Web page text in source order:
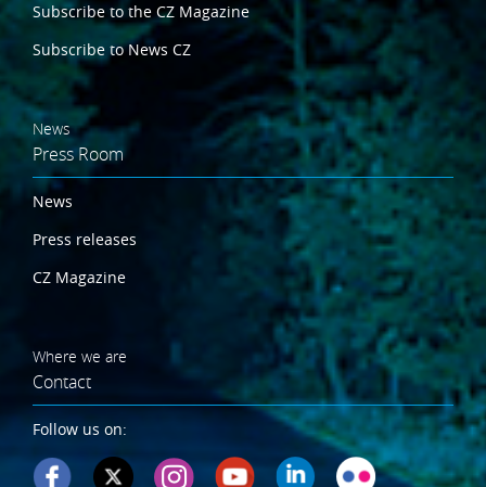
Subscribe to the CZ Magazine
Subscribe to News CZ
News
Press Room
News
Press releases
CZ Magazine
Where we are
Contact
Follow us on: